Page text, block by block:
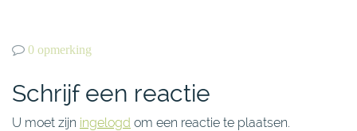
0 opmerking
Schrijf een reactie
U moet zijn ingelogd om een reactie te plaatsen.